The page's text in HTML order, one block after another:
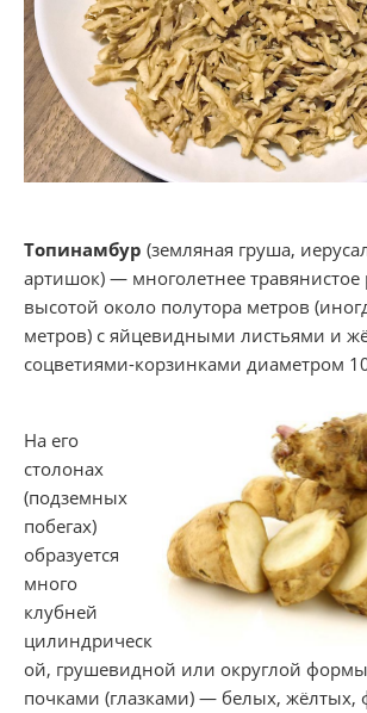
Топинамбур (земляная груша,
артишок) — многолетнее травянистое
высотой около полутора метров
метров) с яйцевидными листьями и
соцветиями-корзинками диаметром
На его
столонах
(подземных
побегах)
образуется
много
клубней
цилиндрическ
ой, грушевидной или округлой
почками (глазками) — белых, жёлтых,